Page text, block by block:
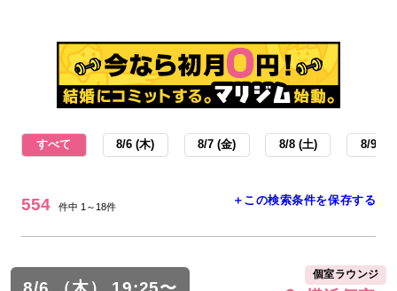
すべて 8/6 (木) 8/7 (金) 8/8 (土) 8/9 (日
554 件中 1～18件 ＋この検索条件を保存する
個室ラウンジ